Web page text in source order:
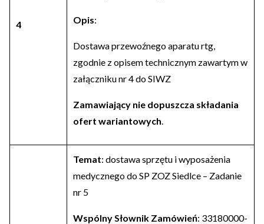
4 Opis:
Dostawa przewoźnego aparatu rtg,
zgodnie z opisem technicznym zawartym w
załączniku nr 4 do SIWZ
Zamawiający nie dopuszcza składania
ofert wariantowych.
Temat: dostawa sprzętu i wyposażenia
medycznego do SP ZOZ Siedlce – Zadanie
nr 5
Wspólny Słownik Zamówień: 33180000-